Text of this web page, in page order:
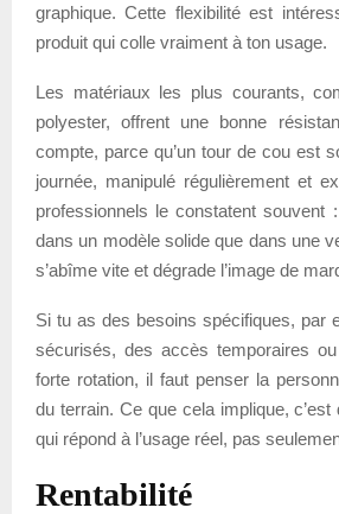
graphique. Cette flexibilité est
produit qui colle vraiment à ton usage.
Les matériaux les plus courants,
polyester, offrent une bonne
compte, parce qu’un tour de cou est
journée, manipulé régulièrement et
professionnels le constatent souvent
dans un modèle solide que dans une
s’abîme vite et dégrade l’image de
Si tu as des besoins spécifiques, par
sécurisés, des accès temporaires
forte rotation, il faut penser la
du terrain. Ce que cela implique,
qui répond à l’usage réel, pas
Rentabilité